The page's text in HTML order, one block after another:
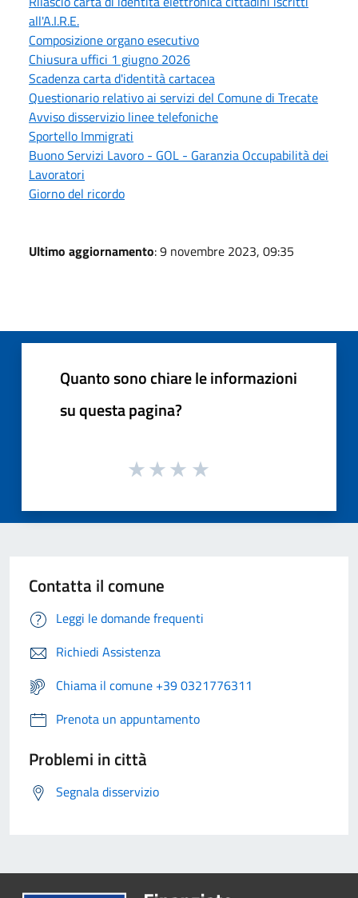
all'A.I.R.E.
Composizione organo esecutivo
Chiusura uffici 1 giugno 2026
Scadenza carta d'identità cartacea
Questionario relativo ai servizi del Comune di Trecate
Avviso disservizio linee telefoniche
Sportello Immigrati
Buono Servizi Lavoro - GOL - Garanzia Occupabilità dei
Lavoratori
Giorno del ricordo
Ultimo aggiornamento: 9 novembre 2023, 09:35
Quanto sono chiare le informazioni
su questa pagina?
Contatta il comune
Leggi le domande frequenti
Richiedi Assistenza
Chiama il comune +39 0321776311
Prenota un appuntamento
Problemi in città
Segnala disservizio